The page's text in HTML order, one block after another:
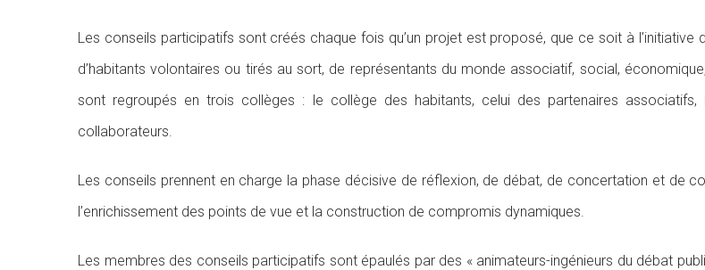
Les conseils participatifs sont créés chaque fois qu’un projet est proposé, que ce soit à
d’habitants volontaires ou tirés au sort, de représentants du monde associatif, social,
sont regroupés en trois collèges : le collège des habitants, celui des partenaires
collaborateurs.
Les conseils prennent en charge la phase décisive de réflexion, de débat, de concertation et de
l’enrichissement des points de vue et la construction de compromis dynamiques.
Les membres des conseils participatifs sont épaulés par des « animateurs-ingénieurs du débat